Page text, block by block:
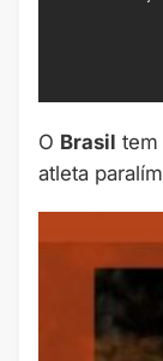
O Brasil tem
atleta